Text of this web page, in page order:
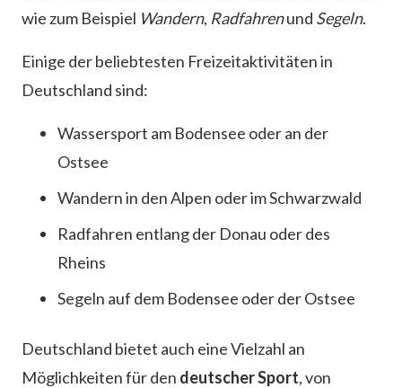
wie zum Beispiel Wandern, Radfahrenund Segeln.
Einige der beliebtesten Freizeitaktivitäten in
Deutschland sind:
Wassersport am Bodensee oder an der
Ostsee
Wandern in den Alpen oder im Schwarzwald
Radfahren entlang der Donau oder des
Rheins
Segeln auf dem Bodensee oder der Ostsee
Deutschland bietet auch eine Vielzahl an
Möglichkeiten für den deutscher Sport, von